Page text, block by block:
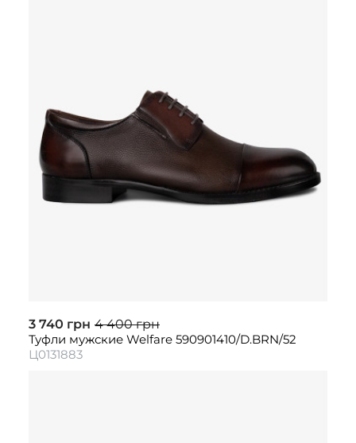
3 740 грн 4 400 грн
Туфли мужские Welfare 590901410/D.BRN/52
Ц0131883